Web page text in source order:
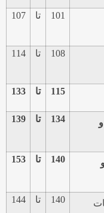
101 تا 107
108 تا 114
115 تا 133
134 تا 139
140 تا 153
140 تا 144